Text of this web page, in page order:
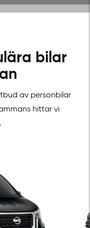
bilar
av personbilar
hittar vi